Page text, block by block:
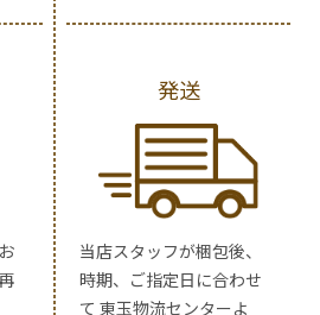
発送
当店スタッフが梱包後、
時期、ご指定日に合わせ
て 東玉物流センターよ